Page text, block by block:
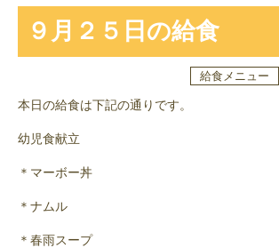
９月２５日の給食
給食メニュー
本日の給食は下記の通りです。
幼児食献立
＊マーボー丼
＊ナムル
＊春雨スープ